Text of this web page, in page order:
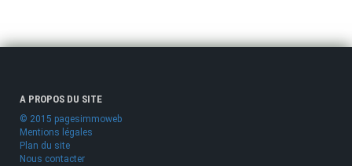
A PROPOS DU SITE
© 2015 pagesimmoweb
Mentions légales
Plan du site
Nous contacter